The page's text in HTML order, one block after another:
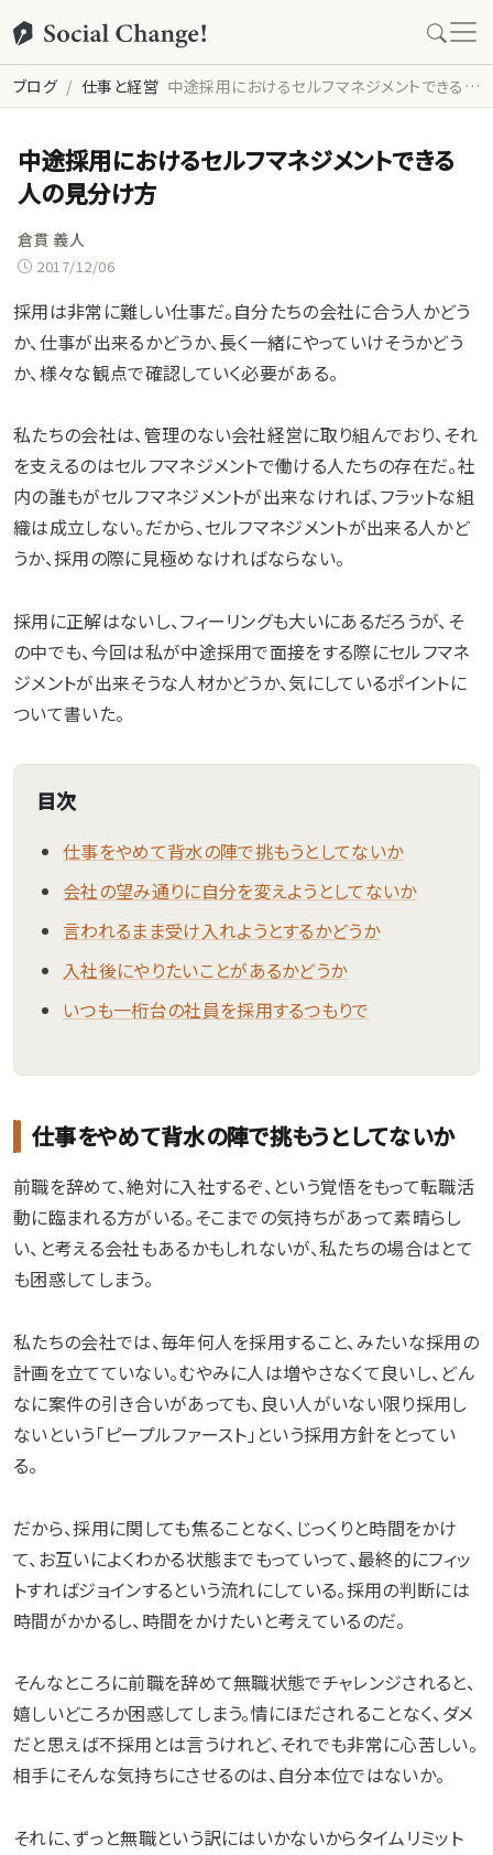
ブログ 仕事と経営 中途採用におけるセルフマネジメントできる人の見分け方
中途採用におけるセルフマネジメントできる
人の見分け方
倉貫 義人
2017/12/06
採用は非常に難しい仕事だ。自分たちの会社に合う人かどう
か、仕事が出来るかどうか、長く一緒にやっていけそうかどう
か、様々な観点で確認していく必要がある。
私たちの会社は、管理のない会社経営に取り組んでおり、それ
を支えるのはセルフマネジメントで働ける人たちの存在だ。社
内の誰もがセルフマネジメントが出来なければ、フラットな組
織は成立しない。だから、セルフマネジメントが出来る人かど
うか、採用の際に見極めなければならない。
採用に正解はないし、フィーリングも大いにあるだろうが、そ
の中でも、今回は私が中途採用で面接をする際にセルフマネ
ジメントが出来そうな人材かどうか、気にしているポイントに
ついて書いた。
目次
仕事をやめて背水の陣で挑もうとしてないか
会社の望み通りに自分を変えようとしてないか
言われるまま受け入れようとするかどうか
入社後にやりたいことがあるかどうか
いつも一桁台の社員を採用するつもりで
仕事をやめて背水の陣で挑もうとしてないか
前職を辞めて、絶対に入社するぞ、という覚悟をもって転職活
動に臨まれる方がいる。そこまでの気持ちがあって素晴らし
い、と考える会社もあるかもしれないが、私たちの場合はとて
も困惑してしまう。
私たちの会社では、毎年何人を採用すること、みたいな採用の
計画を立てていない。むやみに人は増やさなくて良いし、どん
なに案件の引き合いがあっても、良い人がいない限り採用し
ないという「ピープルファースト」という採用方針をとってい
る。
だから、採用に関しても焦ることなく、じっくりと時間をかけ
て、お互いによくわかる状態までもっていって、最終的にフィッ
トすればジョインするという流れにしている。採用の判断には
時間がかかるし、時間をかけたいと考えているのだ。
そんなところに前職を辞めて無職状態でチャレンジされると、
嬉しいどころか困惑してしまう。情にほだされることなく、ダメ
だと思えば不採用とは言うけれど、それでも非常に心苦しい。
相手にそんな気持ちにさせるのは、自分本位ではないか。
それに、ずっと無職という訳にはいかないからタイムリミット